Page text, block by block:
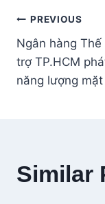
Post
PREVIOUS
Ngân hàng Thế
trợ TP.HCM
năng lượng
Similar